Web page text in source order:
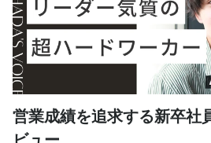
営業成績を追求する新卒社